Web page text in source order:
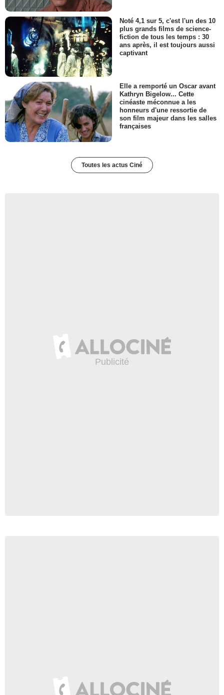
Noté 4,1 sur 5, c'est l'un des 10
plus grands films de science-
fiction de tous les temps : 30
ans après, il est toujours aussi
captivant
Elle a remporté un Oscar avant
Kathryn Bigelow... Cette
cinéaste méconnue a les
honneurs d'une ressortie de
son film majeur dans les salles
françaises
Toutes les actus Ciné